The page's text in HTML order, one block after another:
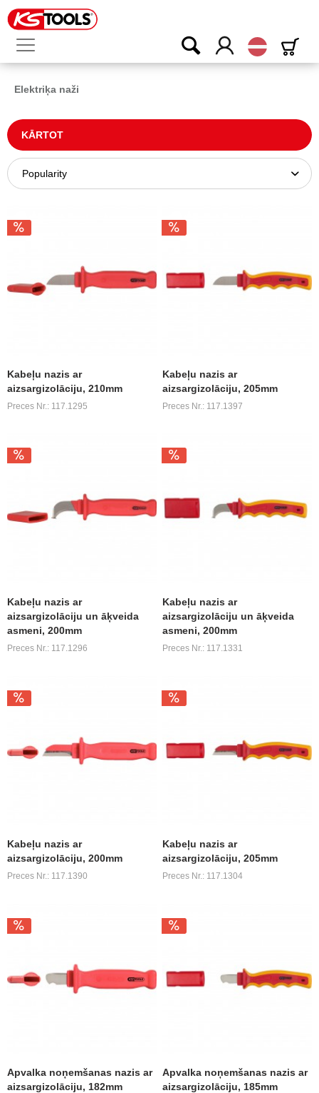
Latvijas
Elektriķa naži
KĀRTOT
Kabeļu nazis ar
aizsargizolāciju, 210mm
Preces Nr.: 117.1295
Kabeļu nazis ar
aizsargizolāciju, 205mm
Preces Nr.: 117.1397
Kabeļu nazis ar
aizsargizolāciju un āķveida
asmeni, 200mm
Preces Nr.: 117.1296
Kabeļu nazis ar
aizsargizolāciju un āķveida
asmeni, 200mm
Preces Nr.: 117.1331
Kabeļu nazis ar
aizsargizolāciju, 200mm
Preces Nr.: 117.1390
Kabeļu nazis ar
aizsargizolāciju, 205mm
Preces Nr.: 117.1304
Apvalka noņemšanas nazis ar
aizsargizolāciju, 182mm
Apvalka noņemšanas nazis ar
aizsargizolāciju, 185mm